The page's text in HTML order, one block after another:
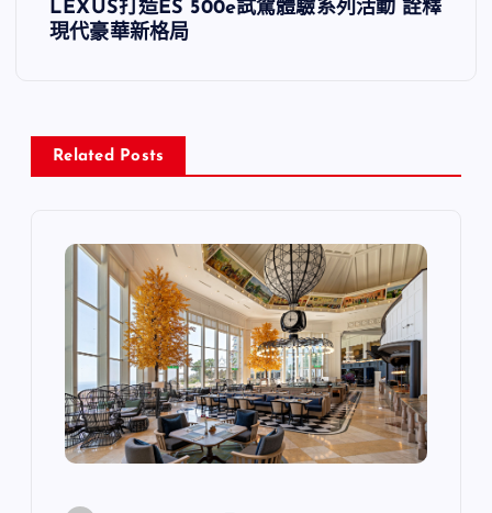
LEXUS打造ES 500e試駕體驗系列活動 詮釋
現代豪華新格局
Related Posts